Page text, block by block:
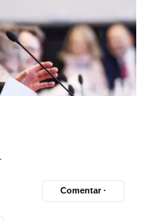
Comentar ·